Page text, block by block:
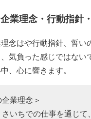
業理念・行動指針
念はや行動指針、誓い
気負った感じではない
、心に響きます。
業理念＞
いちでの仕事を通じて